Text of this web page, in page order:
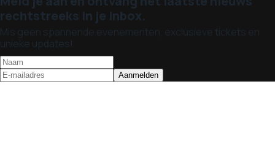
rechtstreeks in je inbox.
Mis geen spannende evenementen, exclusieve tickets en
unieke updates!